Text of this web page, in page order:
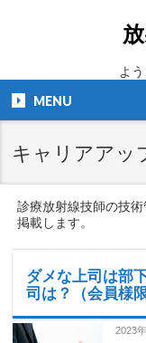
よ
MENU
キャリアアッ
診療放射線技師の技
掲載します。
ダメな上司は部
司は？（会員様限
2023